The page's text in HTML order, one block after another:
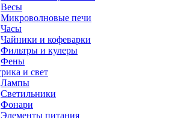
Весы
Микроволновые печи
Часы
Чайники и кофеварки
Фильтры и кулеры
Фены
и свет
Лампы
Светильники
Фонари
Элементы питания